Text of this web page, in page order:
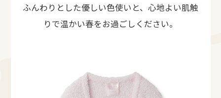
ふんわりとした優しい色使いと、心地よい肌触
りで温かい春をお過ごしください。